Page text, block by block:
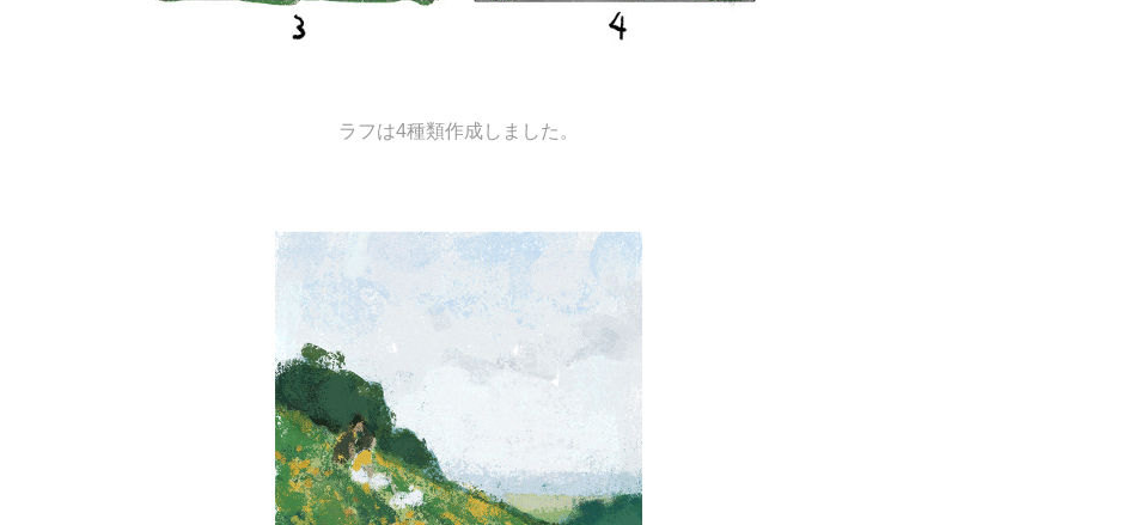
ラフは4種類作成しました。